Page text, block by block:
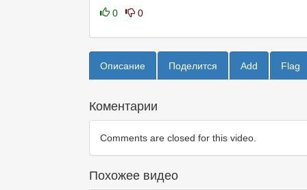
0 0
Описание Поделится Add Flag
Коментарии
Comments are closed for this video.
Похожее видео